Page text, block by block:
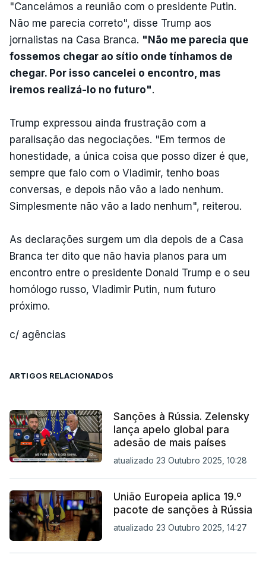
"Cancelámos a reunião com o presidente Putin.
Não me parecia correto", disse Trump aos
jornalistas na Casa Branca. "Não me parecia que
fossemos chegar ao sítio onde tínhamos de
chegar. Por isso cancelei o encontro, mas
iremos realizá-lo no futuro".
Trump expressou ainda frustração com a
paralisação das negociações. "Em termos de
honestidade, a única coisa que posso dizer é que,
sempre que falo com o Vladimir, tenho boas
conversas, e depois não vão a lado nenhum.
Simplesmente não vão a lado nenhum", reiterou.
As declarações surgem um dia depois de a Casa
Branca ter dito que não havia planos para um
encontro entre o presidente Donald Trump e o seu
homólogo russo, Vladimir Putin, num futuro
próximo.
c/ agências
ARTIGOS RELACIONADOS
Sanções à Rússia. Zelensky
lança apelo global para
adesão de mais países
atualizado 23 Outubro 2025, 10:28
União Europeia aplica 19.º
pacote de sanções à Rússia
atualizado 23 Outubro 2025, 14:27